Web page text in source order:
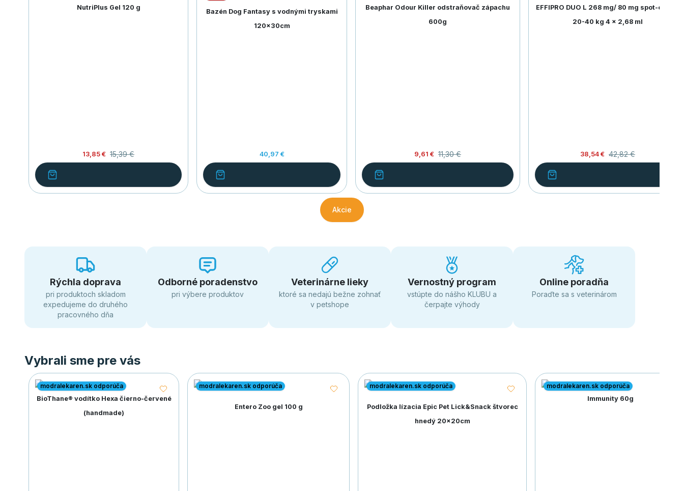
Rýchla doprava
pri produktoch skladom
expedujeme do druhého
pracovného dňa
Odborné poradenstvo
pri výbere produktov
Veterinárne lieky
ktoré sa nedajú bežne zohnať
v petshope
Vernostný program
vstúpte do nášho KLUBU a
čerpajte výhody
Online poradňa
Poraďte sa s veterinárom
NutriPlus Gel 120 g
13,85 € 15,39 €
Bazén Dog Fantasy s vodnými tryskami
120x30cm
40,97 €
Beaphar Odour Killer odstraňovač zápachu
600g
9,61 € 11,30 €
EFFIPRO DUO L 268 mg/ 80 mg spot-on psy
20-40 kg 4 x 2,68 ml
38,54 € 42,82 €
Akcie
Vybrali sme pre vás
modralekaren.sk odporúča
BioThane® vodítko Hexa čierno-červené
(handmade)
modralekaren.sk odporúča
Entero Zoo gel 100 g
modralekaren.sk odporúča
Podložka lízacia Epic Pet Lick&Snack štvorec
hnedý 20x20cm
modralekaren.sk odporúča
Immunity 60g